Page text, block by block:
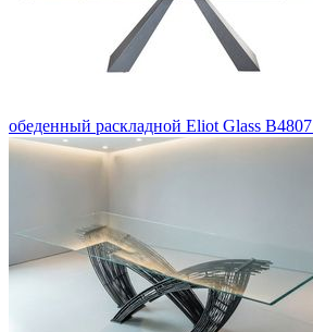
обеденный раскладной Eliot Glass B4807